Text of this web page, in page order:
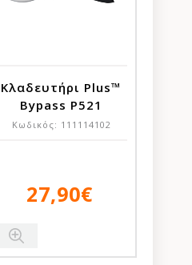
Κλαδευτήρι Plus™
Bypass P521
Κωδικός: 111114102
27,90€